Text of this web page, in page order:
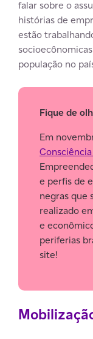
falar sobre o
histórias de
estão
população no
Fique de
Em
e perfis de
negras que
realizado
e
periferias
site!